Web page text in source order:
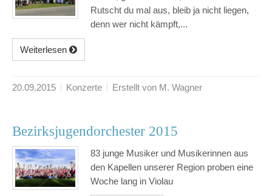
Rutscht du mal aus, bleib ja nicht liegen,
denn wer nicht kämpft,...
Weiterlesen
20.09.2015 Konzerte Erstellt von M. Wagner
Bezirksjugendorchester 2015
83 junge Musiker und Musikerinnen aus
den Kapellen unserer Region proben eine
Woche lang in Violau